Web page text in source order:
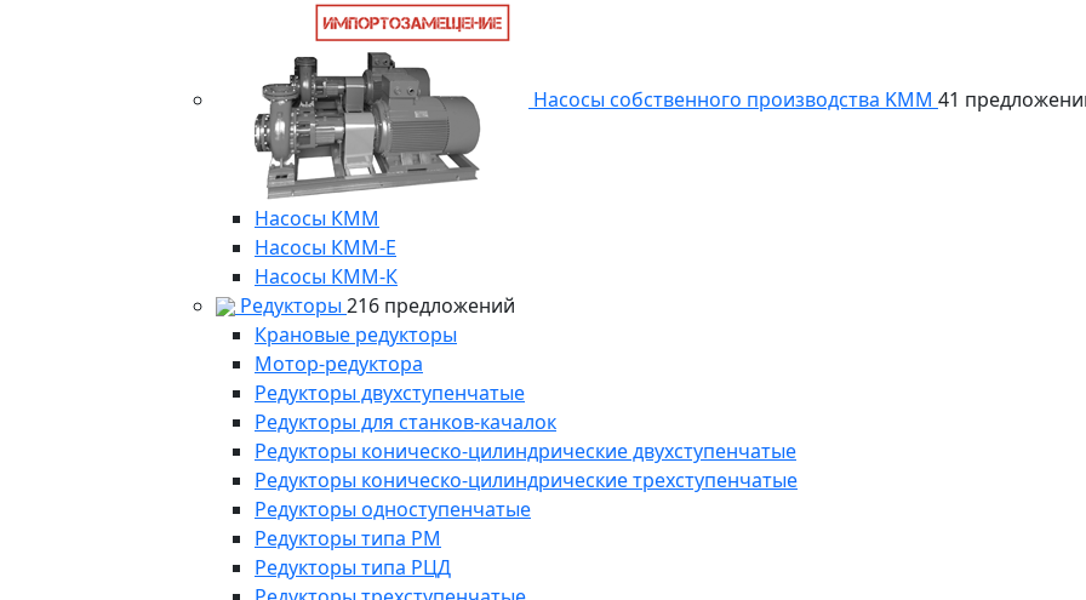
Насосы собственного производства KMM 41
Насосы КММ
Насосы КММ-Е
Насосы КММ-К
Редукторы 216 предложений
Крановые редукторы
Мотор-редуктора
Редукторы двухступенчатые
Редукторы для станков-качалок
Редукторы коническо-цилиндрические двухступенчатые
Редукторы коническо-цилиндрические трехступенчатые
Редукторы одноступенчатые
Редукторы типа РМ
Редукторы типа РЦД